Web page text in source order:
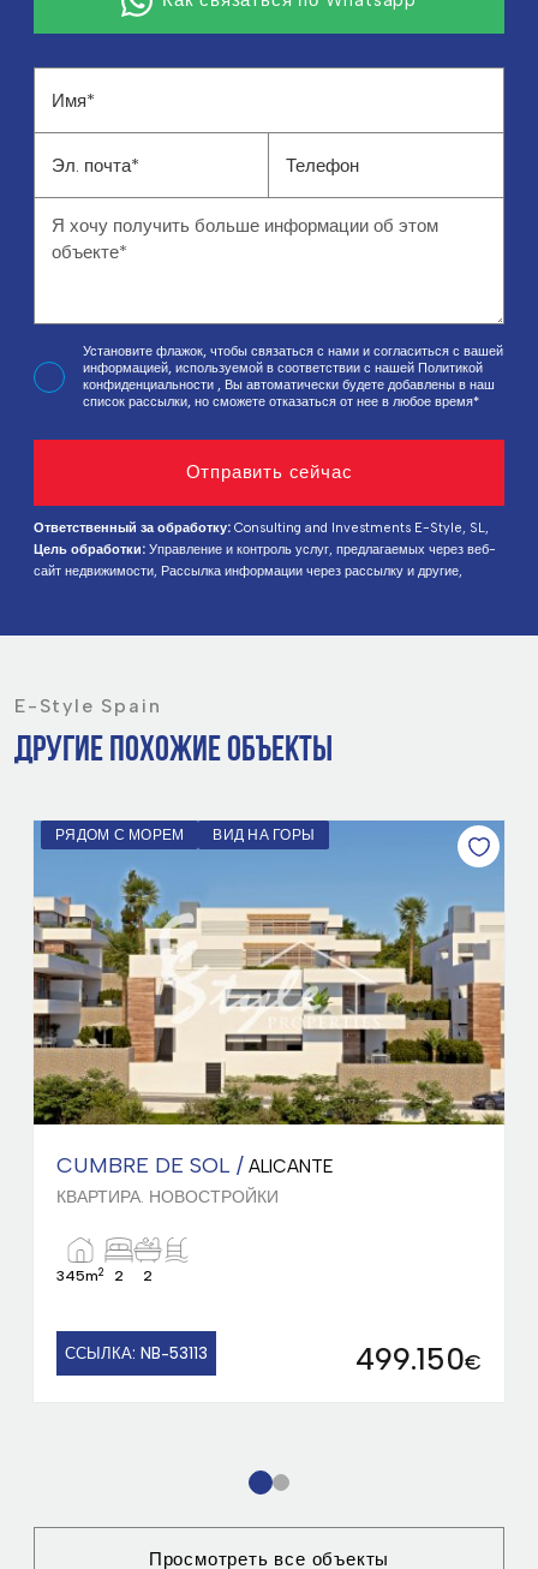
Установите флажок, чтобы связаться с нами и согласиться с вашей
информацией, используемой в соответствии с нашей Политикой
конфиденциальности , Вы автоматически будете добавлены в наш
список рассылки, но сможете отказаться от нее в любое время*
Ответственный за обработку: Consulting and Investments E-Style, SL,
Цель обработки: Управление и контроль услуг, предлагаемых через веб-
сайт недвижимости, Рассылка информации через рассылку и другие,
заинтересованных лиц:Доступ, исправление и удаление данных, запрос
информация:Подробную информацию о защите данных можно найти
E-Style Spain
ДРУГИЕ ПОХОЖИЕ ОБЪЕКТЫ
РЯДОМ С МОРЕМ ВИД НА ГОРЫ
CUMBRE DE SOL / ALICANTE
КВАРТИРА. НОВОСТРОЙКИ
345m2 2 2
ССЫЛКА: NB-53113 499.150€
Просмотреть все объекты